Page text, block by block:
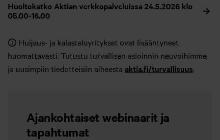
Huoltokatko Aktian verkkopalveluissa 24.5.2026 klo
05.00-16.00
Huijaus- ja kalasteluyritykset ovat lisääntyneet
huomattavasti. Tutustu turvallisen asioinnin neuvoihimme
ja uusimpiin tiedotteisiin aiheesta aktia.fi/turvallisuus.
Ajankohtaiset webinaarit ja
tapahtumat